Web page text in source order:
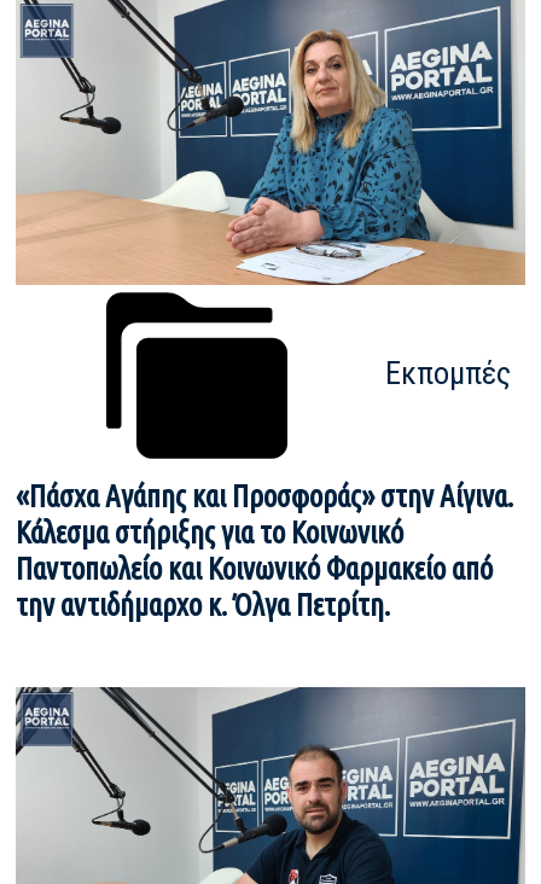
Εκπομπές
«Πάσχα Αγάπης και Προσφοράς» στην Αίγινα.
Κάλεσμα στήριξης για το Κοινωνικό
Παντοπωλείο και Κοινωνικό Φαρμακείο από
την αντιδήμαρχο κ. Όλγα Πετρίτη.